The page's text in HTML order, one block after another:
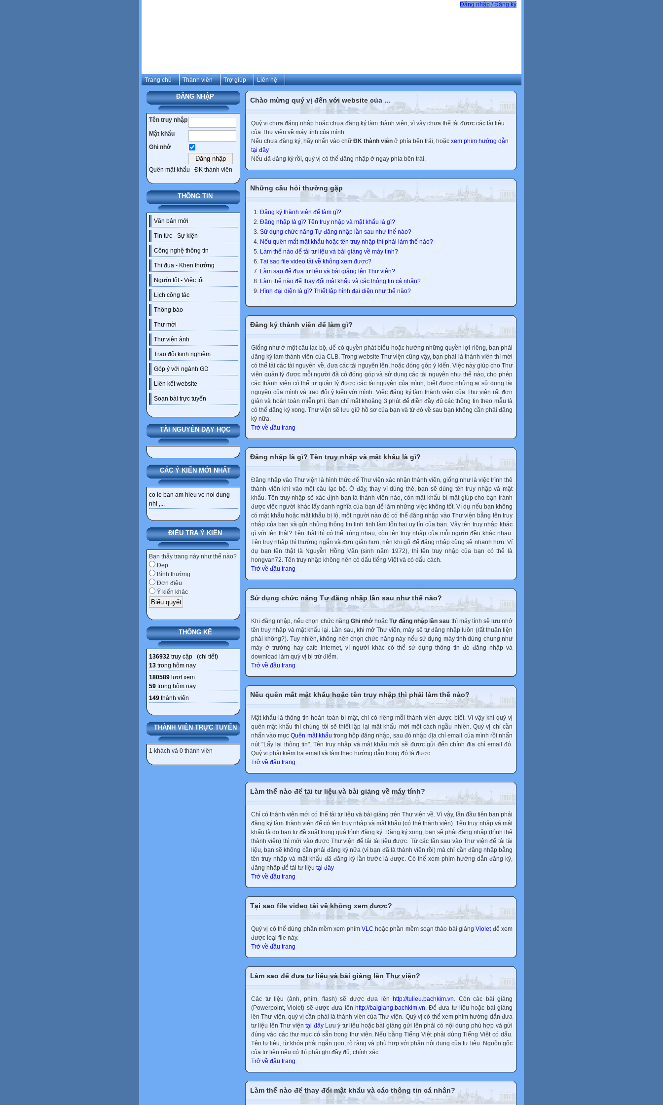
Đăng nhập / Đăng ký
Trang chủ Thành viên Trợ giúp Liên hệ
ĐĂNG NHẬP
Tên truy nhập
Mật khẩu
Ghi nhớ
Quên mật khẩu ĐK thành viên
THÔNG TIN
Văn bản mới
Tin tức - Sự kiện
Công nghệ thông tin
Thi đua - Khen thưởng
Người tốt - Việc tốt
Lịch công tác
Thông báo
Thư mời
Thư viện ảnh
Trao đổi kinh nghiệm
Góp ý với ngành GD
Liên kết website
Soạn bài trực tuyến
TÀI NGUYÊN DẠY HỌC
CÁC Ý KIẾN MỚI NHẤT
co le ban am hieu ve noi dung
nhi ,...
ĐIỀU TRA Ý KIẾN
Bạn thấy trang này như thế nào?
Đẹp
Bình thường
Đơn điệu
Ý kiến khác
THỐNG KÊ
136932 truy cập (chi tiết)
13 trong hôm nay
180589 lượt xem
59 trong hôm nay
149 thành viên
THÀNH VIÊN TRỰC TUYẾN
1 khách và 0 thành viên
Chào mừng quý vị đến với website của ...
Quý vị chưa đăng nhập hoặc chưa đăng ký làm thành viên, vì vậy chưa thể tải được các tài liệu
của Thư viện về máy tính của mình.
Nếu chưa đăng ký, hãy nhấn vào chữ ĐK thành viên ở phía bên trái, hoặc xem phim hướng dẫn
tại đây
Nếu đã đăng ký rồi, quý vị có thể đăng nhập ở ngay phía bên trái.
Những câu hỏi thường gặp
Đăng ký thành viên để làm gì?
Đăng nhập là gì? Tên truy nhập và mật khẩu là gì?
Sử dụng chức năng Tự đăng nhập lần sau như thế nào?
Nếu quên mất mật khẩu hoặc tên truy nhập thì phải làm thế nào?
Làm thế nào để tải tư liệu và bài giảng về máy tính?
Tại sao file video tải về không xem được?
Làm sao để đưa tư liệu và bài giảng lên Thư viện?
Làm thế nào để thay đổi mật khẩu và các thông tin cá nhân?
Hình đại diện là gì? Thiết lập hình đại diện như thế nào?
Đăng ký thành viên để làm gì?
Giống như ở một câu lạc bộ, để có quyền phát biểu hoặc hưởng những quyền lợi riêng, bạn phải
đăng ký làm thành viên của CLB. Trong website Thư viện cũng vậy, bạn phải là thành viên thì mới
có thể tải các tài nguyên về, đưa các tài nguyên lên, hoặc đóng góp ý kiến. Việc này giúp cho Thư
viện quản lý được mỗi người đã có đóng góp và sử dụng các tài nguyên như thế nào, cho phép
các thành viên có thể tự quản lý được các tài nguyên của mình, biết được những ai sử dụng tài
nguyên của mình và trao đổi ý kiến với mình. Việc đăng ký làm thành viên của Thư viện rất đơn
giản và hoàn toàn miễn phí. Bạn chỉ mất khoảng 3 phút để điền đầy đủ các thông tin theo mẫu là
có thể đăng ký xong. Thư viện sẽ lưu giữ hồ sơ của bạn và từ đó về sau bạn không cần phải đăng
ký nữa.
Trở về đầu trang
Đăng nhập là gì? Tên truy nhập và mật khẩu là gì?
Đăng nhập vào Thư viện là hình thức để Thư viện xác nhận thành viên, giống như là việc trình thẻ
thành viên khi vào một câu lạc bộ. Ở đây, thay vì dùng thẻ, bạn sẽ dùng tên truy nhập và mật
khẩu. Tên truy nhập sẽ xác định bạn là thành viên nào, còn mật khẩu bí mật giúp cho bạn tránh
được việc người khác lấy danh nghĩa của bạn để làm những việc không tốt. Ví dụ nếu bạn không
có mật khẩu hoặc mật khẩu bị lộ, một người nào đó có thể đăng nhập vào Thư viện bằng tên truy
nhập của bạn và gửi những thông tin linh tinh làm tổn hại uy tín của bạn. Vậy tên truy nhập khác
gì với tên thật? Tên thật thì có thể trùng nhau, còn tên truy nhập của mỗi người đều khác nhau.
Tên truy nhập thì thường ngắn và đơn giản hơn, nên khi gõ để đăng nhập cũng sẽ nhanh hơn. Ví
dụ bạn tên thật là Nguyễn Hồng Vân (sinh năm 1972), thì tên truy nhập của bạn có thể là
hongvan72. Tên truy nhập không nên có dấu tiếng Việt và có dấu cách.
Trở về đầu trang
Sử dụng chức năng Tự đăng nhập lần sau như thế nào?
Khi đăng nhập, nếu chọn chức năng Ghi nhớhoặcTự đăng nhập lần sau thì máy tính sẽ lưu nhớ
tên truy nhập và mật khẩu lại. Lần sau, khi mở Thư viện, máy sẽ tự đăng nhập luôn (rất thuận tiện
phải không?). Tuy nhiên, không nên chọn chức năng này nếu sử dụng máy tính dùng chung như
máy ở trường hay cafe Internet, vì người khác có thể sử dụng thông tin đó đăng nhập và
download làm quý vị bị trừ điểm.
Trở về đầu trang
Nếu quên mất mật khẩu hoặc tên truy nhập thì phải làm thế nào?
Mật khẩu là thông tin hoàn toàn bí mật, chỉ có riêng mỗi thành viên được biết. Vì vậy khi quý vị
quên mật khẩu thì chúng tôi sẽ thiết lập lại mật khẩu mới một cách ngẫu nhiên. Quý vị chỉ cần
nhấn vào mụcQuên mật khẩu trong hộp đăng nhập, sau đó nhập địa chỉ email của mình rồi nhấn
nút "Lấy lại thông tin". Tên truy nhập và mật khẩu mới sẽ được gửi đến chính địa chỉ email đó.
Quý vị phải kiểm tra email và làm theo hướng dẫn trong đó là được.
Trở về đầu trang
Làm thế nào để tải tư liệu và bài giảng về máy tính?
Chỉ có thành viên mới có thể tải tư liệu và bài giảng trên Thư viện về. Vì vậy, lần đầu tiên bạn phải
đăng ký làm thành viên để có tên truy nhập và mật khẩu (có thẻ thành viên). Tên truy nhập và mật
khẩu là do bạn tự đề xuất trong quá trình đăng ký. Đăng ký xong, bạn sẽ phải đăng nhập (trình thẻ
thành viên) thì mới vào được Thư viện để tải tài liệu được. Từ các lần sau vào Thư viện để tải tài
liệu, bạn sẽ không cần phải đăng ký nữa (vì bạn đã là thành viên rồi) mà chỉ cần đăng nhập bằng
tên truy nhập và mật khẩu đã đăng ký lần trước là được. Có thể xem phim hướng dẫn đăng ký,
đăng nhập để tải tư liệu tại đây
Trở về đầu trang
Tại sao file video tải về không xem được?
Quý vị có thể dùng phần mềm xem phim VLC hoặc phần mềm soạn thảo bài giảngVioletđể xem
được loại file này.
Trở về đầu trang
Làm sao để đưa tư liệu và bài giảng lên Thư viện?
Các tư liệu (ảnh, phim, flash) sẽ được đưa lên http://tulieu.bachkim.vn. Còn các bài giảng
(Powerpoint, Violet) sẽ được đưa lên http://baigiang.bachkim.vn. Để đưa tư liệu hoặc bài giảng
lên Thư viện, quý vị cần phải là thành viên của Thư viện. Quý vị có thể xem phim hướng dẫn đưa
tư liệu lên Thư việntại đâyLưu ý tư liệu hoặc bài giảng gửi lên phải có nội dung phù hợp và gửi
đúng vào các thư mục có sẵn trong thư viện. Nếu bằng Tiếng Việt phải dùng Tiếng Việt có dấu.
Tên tư liệu, từ khóa phải ngắn gọn, rõ ràng và phù hợp với phần nội dung của tư liệu. Nguồn gốc
của tư liệu nếu có thì phải ghi đầy đủ, chính xác.
Trở về đầu trang
Làm thế nào để thay đổi mật khẩu và các thông tin cá nhân?